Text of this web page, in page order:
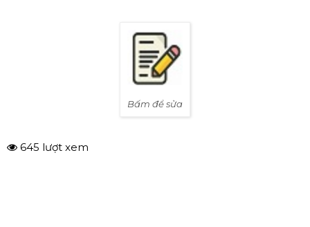
Bấm để sửa
645 lượt xem